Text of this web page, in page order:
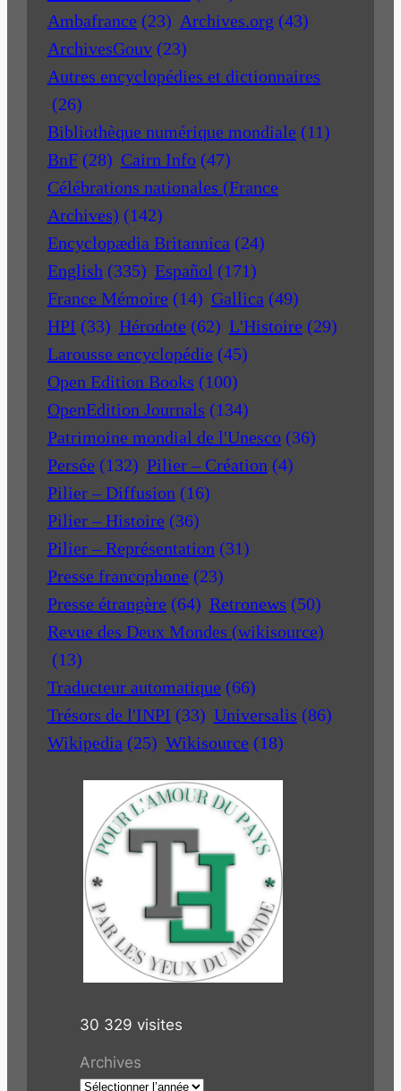
Ambafrance (23) Archives.org (43)
ArchivesGouv (23)
Autres encyclopédies et dictionnaires
(26)
Bibliothèque numérique mondiale (11)
BnF (28) Cairn Info (47)
Célébrations nationales (France
Archives) (142)
Encyclopædia Britannica (24)
English (335) Español (171)
France Mémoire (14) Gallica (49)
HPI (33) Hérodote (62) L'Histoire (29)
Larousse encyclopédie (45)
Open Edition Books (100)
OpenEdition Journals (134)
Patrimoine mondial de l'Unesco (36)
Persée (132) Pilier – Création (4)
Pilier – Diffusion (16)
Pilier – Histoire (36)
Pilier – Représentation (31)
Presse francophone (23)
Presse étrangère (64) Retronews (50)
Revue des Deux Mondes (wikisource)
(13)
Traducteur automatique (66)
Trésors de l'INPI (33) Universalis (86)
Wikipedia (25) Wikisource (18)
30 329 visites
Archives